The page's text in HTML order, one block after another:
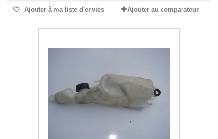
Ajouter à ma liste d'envies Ajouter au comparateur